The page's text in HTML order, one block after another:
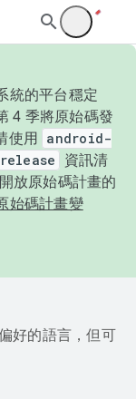
統的平台穩定
4 季將原始碼發
使用 android-
資訊清
放原始碼計畫的
始碼計畫變
好的語言，但可